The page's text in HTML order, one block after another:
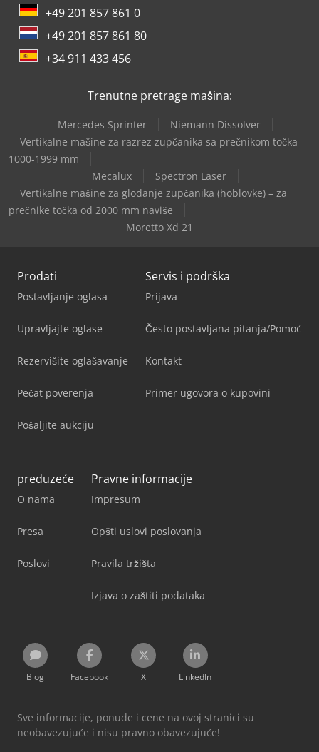
+49 201 857 861 0
+49 201 857 861 80
+34 911 433 456
Trenutne pretrage mašina:
Mercedes Sprinter
Niemann Dissolver
Vertikalne mašine za razrez zupčanika sa prečnikom točka
1000-1999 mm
Mecalux
Spectron Laser
Vertikalne mašine za glodanje zupčanika (hoblovke) – za
prečnike točka od 2000 mm naviše
Moretto Xd 21
Prodati
Postavljanje oglasa
Upravljajte oglase
Rezervišite oglašavanje
Pečat poverenja
Pošaljite aukciju
Servis i podrška
Prijava
Često postavljana pitanja/Pomoć
Kontakt
Primer ugovora o kupovini
preduzeće
O nama
Presa
Poslovi
Pravne informacije
Impresum
Opšti uslovi poslovanja
Pravila tržišta
Izjava o zaštiti podataka
Blog Facebook X LinkedIn
Sve informacije, ponude i cene na ovoj stranici su
neobavezujuće i nisu pravno obavezujuće!